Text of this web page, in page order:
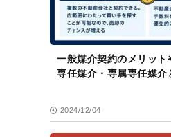
一般媒介契約のメリット
専任媒介・専属専任媒介
2024/12/04